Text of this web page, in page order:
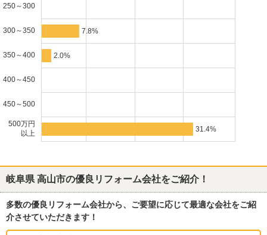
250～300
300～350 7.8%
350～400 2.0%
400～450
450～500
500万円
以上
31.4%
岐阜県 高山市の優良リフォーム会社をご紹介！
多数の優良リフォーム会社から、ご要望に応じて最適な会社をご紹
介させていただきます！